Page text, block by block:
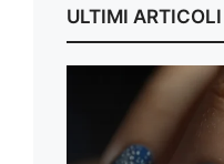
ULTIMI ARTICOLI